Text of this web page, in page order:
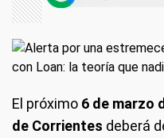
El próximo 6 de marzo
de Corrientes deberá